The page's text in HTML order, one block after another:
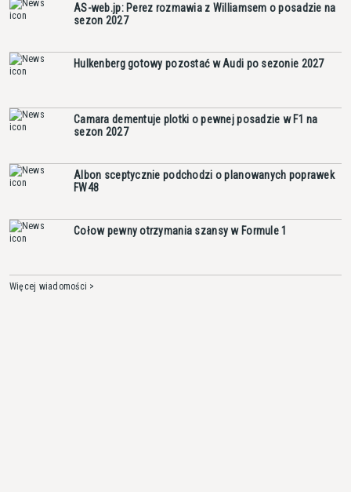
AS-web.jp: Perez rozmawia z Williamsem o posadzie na
sezon 2027
Hulkenberg gotowy pozostać w Audi po sezonie 2027
Camara dementuje plotki o pewnej posadzie w F1 na
sezon 2027
Albon sceptycznie podchodzi o planowanych poprawek
FW48
Cołow pewny otrzymania szansy w Formule 1
Więcej wiadomości >